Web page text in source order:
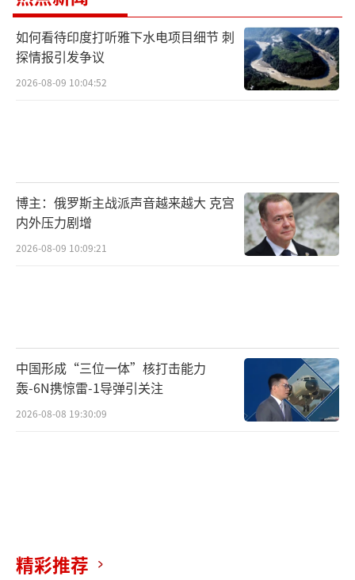
如何看待印度打听雅下水电项目细节 刺
探情报引发争议
2026-08-09 10:04:52
博主：俄罗斯主战派声音越来越大 克宫
内外压力剧增
2026-08-09 10:09:21
中国形成“三位一体”核打击能力
轰-6N携惊雷-1导弹引关注
2026-08-08 19:30:09
精彩推荐